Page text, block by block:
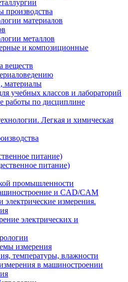
производства
материалов
металлов
и композиционные
веществ
материалы
учебных классов и лабораторий
работы по дисциплине
Легкая и химическая
питание)
питание)
промышленности
и CAD/CAM
измерения.
электрических и
измерения
температуры, влажности
в машиностроении